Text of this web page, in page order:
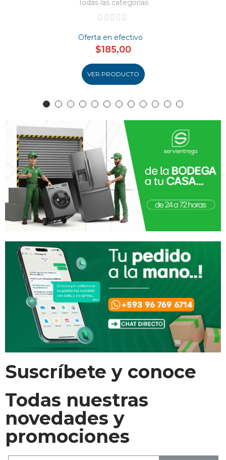
Todas las categorías
Oferta en efectivo
$185,00
VER PRODUCTO
Suscríbete y conoce
Todas nuestras
novedades y
promociones